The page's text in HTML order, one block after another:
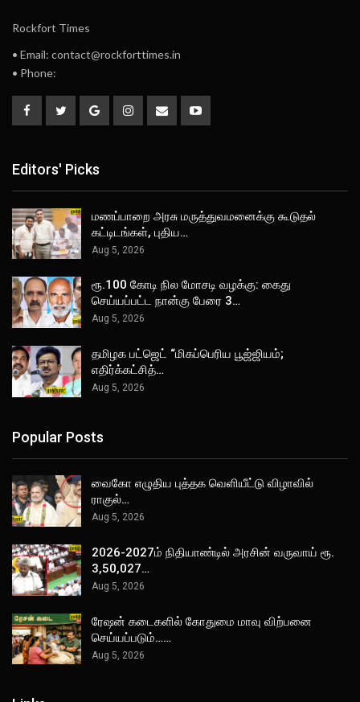
Rockfort Times
• Email: contact@rockforttimes.in
• Phone:
Editors' Picks
மணப்பாறை அரசு மருத்துவமனைக்கு கூடுதல்
கட்டிடங்கள், புதிய…
Aug 5, 2026
ரூ.100 கோடி நில மோசடி வழக்கு: கைது
செய்யப்பட்ட நான்கு பேரை 3…
Aug 5, 2026
தமிழக பட்ஜெட் “மிகப்பெரிய பூஜ்ஜியம்;
எதிர்க்கட்சித்…
Aug 5, 2026
Popular Posts
வைகோ எழுதிய புத்தக வெளியீட்டு விழாவில்
ராகுல்…
Aug 5, 2026
2026-2027ம் நிதியாண்டில் அரசின் வருவாய் ரூ.
3,50,027…
Aug 5, 2026
ரேஷன் கடைகளில் கோதுமை மாவு விற்பனை
செய்யப்படும்……
Aug 5, 2026